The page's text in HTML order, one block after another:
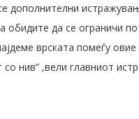
дополнителни
да се ограничи
врската помеѓу
нив” ,вели главниот